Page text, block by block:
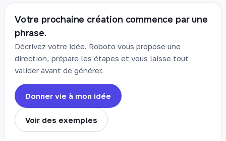
Votre prochaine création commence par une
phrase.
Décrivez votre idée. Roboto vous propose une
direction, prépare les étapes et vous laisse tout
valider avant de générer.
Donner vie à mon idée
Voir des exemples